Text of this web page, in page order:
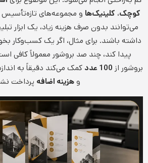
کوچک، کلینیک‌ها و مجموعه‌های
می‌توانند بدون صرف هزینه زیاد، یک ابزار
داشته باشند. برای مثال، اگر یک کسب‌وکار
پیدا کند، چند صد بروشور معمولاً کافی
بروشور از 100 عدد
کمک می‌کند دقیقاً به
وهزینه اضافه پرداخت